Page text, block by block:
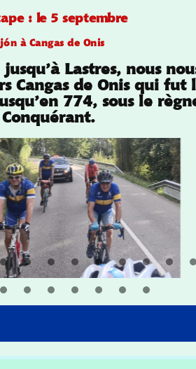
: le 5 septembre
à Cangas de Onis
Lastres, nous
Cangas de Onis qui fut
774, sous le